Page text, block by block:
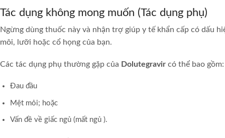
Tác dụng không mong muốn (Tác dụng phụ)
Ngừng dùng thuốc này và nhận trợ giúp y tế khẩn cấp có dấu
môi, lưỡi hoặc cổ họng của bạn.
Các tác dụng phụ thường gặp của Dolutegravir có thể bao gồm:
Đau đầu
Mệt mỏi; hoặc
Vấn đề về giấc ngủ (mất ngủ ).